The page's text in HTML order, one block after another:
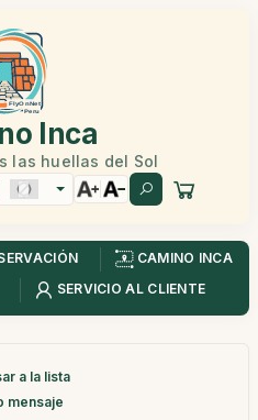
Inca
las huellas del Sol
CAMINO INCA
SERVICIO AL CLIENTE
a la lista
mensaje